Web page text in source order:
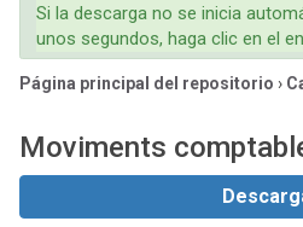
Si la descarga no se inicia
unos segundos, haga clic en el
Página principal del repositorio ›
Moviments